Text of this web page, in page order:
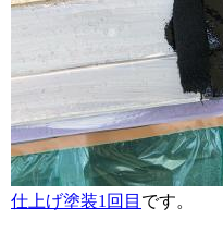
仕上げ塗装1回目 です。